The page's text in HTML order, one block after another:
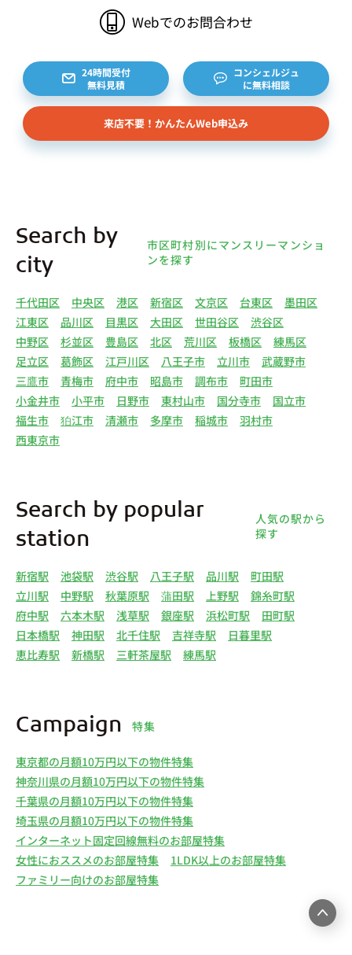
Webでのお問合わせ
24時間受付
無料見積
コンシェルジュ
に無料相談
来店不要！かんたんWeb申込み
Search by
city
市区町村別にマンスリーマンショ
ンを探す
千代田区 中央区 港区 新宿区 文京区 台東区
墨田区
江東区
品川区 目黒区 大田区 世田谷区
渋谷区
中野区
杉並区 豊島区 北区 荒川区 板橋区
練馬区
足立区
葛飾区 江戸川区 八王子市 立川市
武蔵野市
三鷹市
青梅市 府中市 昭島市 調布市
町田市
小金井市
小平市 日野市 東村山市 国分寺市
国立市
福生市
狛江市 清瀬市 多摩市 稲城市
羽村市
西東京市
Search by popular
station
人気の駅から
探す
新宿駅 池袋駅 渋谷駅 八王子駅 品川駅
町田駅
立川駅
中野駅 秋葉原駅 蒲田駅 上野駅
錦糸町駅
府中駅
六本木駅 浅草駅 銀座駅 浜松町駅
田町駅
日本橋駅
神田駅 北千住駅 吉祥寺駅
日暮里駅
恵比寿駅
新橋駅 三軒茶屋駅 練馬駅
Campaign 特集
東京都の月額10万円以下の物件特集
神奈川県の月額10万円以下の物件特集
千葉県の月額10万円以下の物件特集
埼玉県の月額10万円以下の物件特集
インターネット固定回線無料のお部屋特集
女性におススメのお部屋特集
1LDK以上のお部屋特集
ファミリー向けのお部屋特集